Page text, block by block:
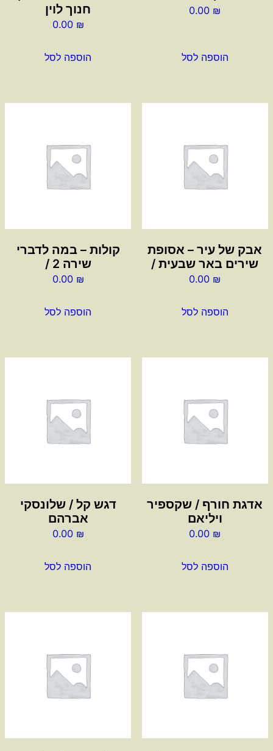
0.00 ₪
הוספה לסל
חנוך לוין
0.00 ₪
הוספה לסל
אבק של עיר – אסופת
שירים באר שבעית /
0.00 ₪
הוספה לסל
קולות – במה לדברי
שירה 2 /
0.00 ₪
הוספה לסל
אדגת חורף / שקספיר
ויליאם
0.00 ₪
הוספה לסל
דגש קל / שלונסקי
אברהם
0.00 ₪
הוספה לסל